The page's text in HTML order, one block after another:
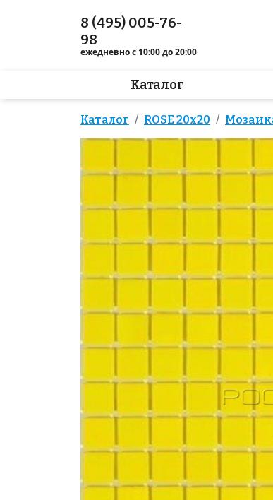
8 (495) 005-76-
98
ежедневно с 10:00 до 20:00
Каталог
Каталог ROSE 20x20